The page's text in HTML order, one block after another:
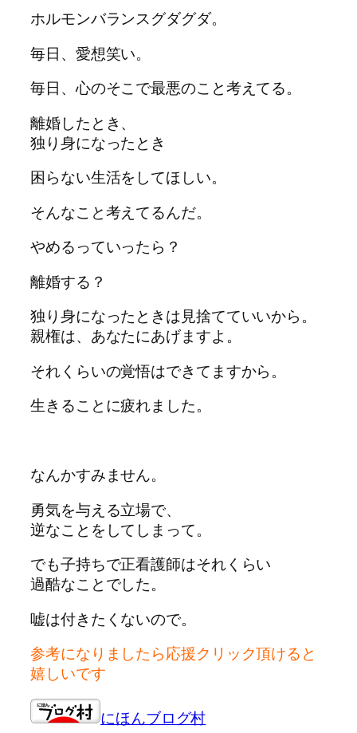
ホルモンバランスグダグダ。
毎日、愛想笑い。
毎日、心のそこで最悪のこと考えてる。
離婚したとき、
独り身になったとき
困らない生活をしてほしい。
そんなこと考えてるんだ。
やめるっていったら？
離婚する？
独り身になったときは見捨てていいから。
親権は、あなたにあげますよ。
それくらいの覚悟はできてますから。
生きることに疲れました。
なんかすみません。
勇気を与える立場で、
逆なことをしてしまって。
でも子持ちで正看護師はそれくらい
過酷なことでした。
嘘は付きたくないので。
参考になりましたら応援クリック頂けると
嬉しいです
にほんブログ村